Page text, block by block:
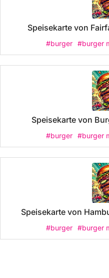
Speisekarte von
#burger #burger
Speisekarte von
#burger #burger
Speisekarte von
#burger #burger